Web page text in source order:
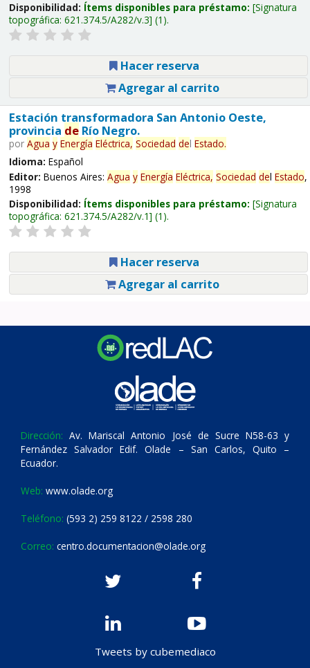
Disponibilidad: Ítems disponibles para préstamo: Signatura
topográfica: 621.374.5/A282/v.3 (1).
Hacer reserva
Agregar al carrito
Estación transformadora San Antonio Oeste,
provincia deRío Negro.
por Agua y Energía Eléctrica, Sociedad del Estado.
Idioma: Español
Editor: Buenos Aires: Agua y Energía Eléctrica, Sociedad del Estado,
1998
Disponibilidad: Ítems disponibles para préstamo: Signatura
topográfica: 621.374.5/A282/v.1 (1).
Hacer reserva
Agregar al carrito
Dirección: Av. Mariscal Antonio José de Sucre N58-63 y
Fernández Salvador Edif. Olade – San Carlos, Quito –
Ecuador.
Web: www.olade.org
Teléfono: (593 2) 259 8122 / 2598 280
Correo: centro.documentacion@olade.org
Tweets by cubemediaco